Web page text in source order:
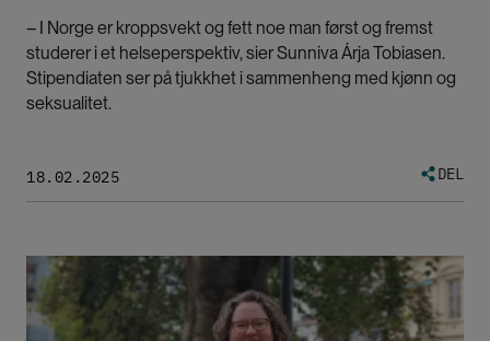
n
– I Norge er kroppsvekt og fett noe man først og fremst
studerer i et helseperspektiv, sier Sunniva Árja Tobiasen.
Stipendiaten ser på tjukkhet i sammenheng med kjønn og
seksualitet.
18.02.2025 DEL
Bilde